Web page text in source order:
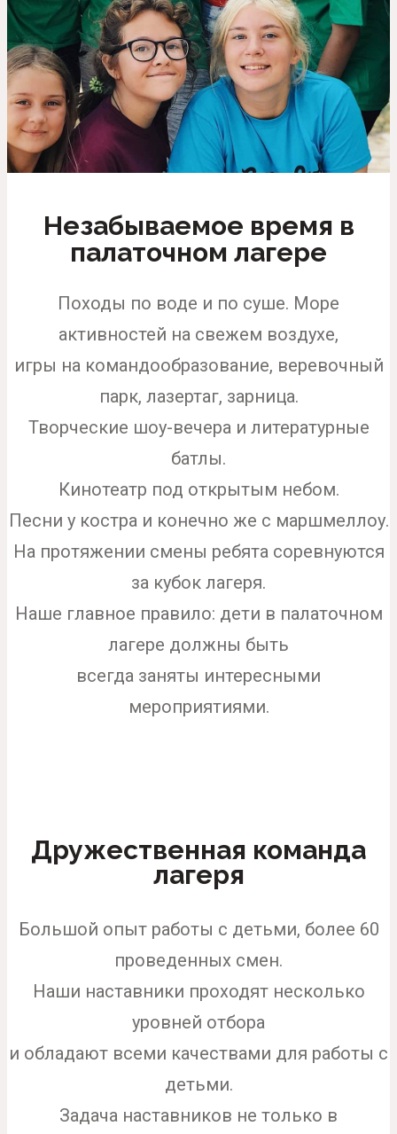
Незабываемое время в
палаточном лагере
Походы по воде и по суше. Море
активностей на свежем воздухе,
игры на командообразование, веревочный
парк, лазертаг, зарница.
Творческие шоу-вечера и литературные
батлы.
Кинотеатр под открытым небом.
Песни у костра и конечно же с маршмеллоу.
На протяжении смены ребята соревнуются
за кубок лагеря.
Наше главное правило: дети в палаточном
лагере должны быть
всегда заняты интересными
мероприятиями.
Дружественная команда
лагеря
Большой опыт работы с детьми, более 60
проведенных смен.
Наши наставники проходят несколько
уровней отбора
и обладают всеми качествами для работы с
детьми.
Задача наставников не только в